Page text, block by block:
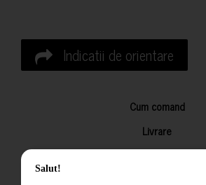
Indicatii de orientare
Cum comand
Livrare
Returnarea produselor
Salut!